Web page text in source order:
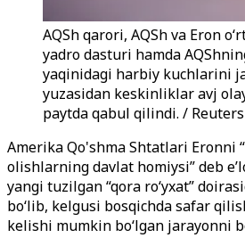
AQSh qarori, AQSh va Eron
yadro dasturi hamda
yaqinidagi harbiy kuchlarini
yuzasidan keskinliklar avj
paytda qabul qilindi. /
Amerika Qo'shma Shtatlari Eronni
olishlarning davlat homiysi” deb
yangi tuzilgan “qora ro‘yxat”
bo‘lib, kelgusi bosqichda safar
kelishi mumkin bo‘lgan jarayonni